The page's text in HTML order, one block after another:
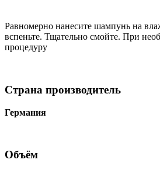
Равномерно нанесите шампунь на
вспеньте. Тщательно смойте. При
процедуру
Страна производитель
Германия
Объём